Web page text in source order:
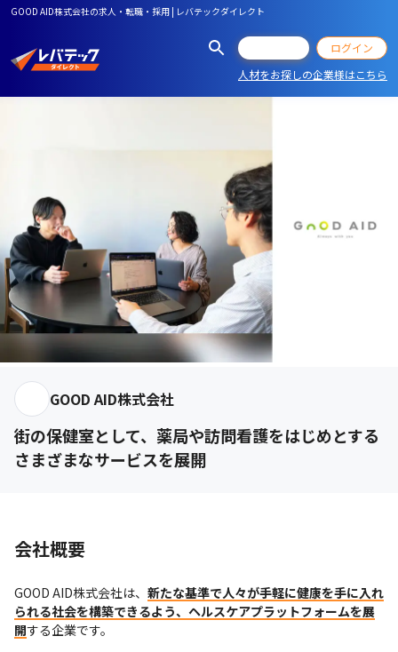
GOOD AID株式会社の求人・転職・採用 | レバテックダイレクト
ログイン
人材をお探しの企業様はこちら
GOOD AID株式会社
街の保健室として、薬局や訪問看護をはじめとする
さまざまなサービスを展開
会社概要
GOOD AID株式会社は、 新たな基準で人々が手軽に健康を手に入れ
られる社会を構築できるよう、ヘルスケアプラットフォームを展
開する企業です。